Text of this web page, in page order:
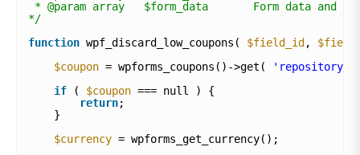
* @param array   $form_data       Form data and
*/
function wpf_discard_low_coupons( $field_id,
$coupon = wpforms_coupons()->get( 'repository'
if
( $coupon === null ) {
return;
}
$currency = wpforms_get_currency();